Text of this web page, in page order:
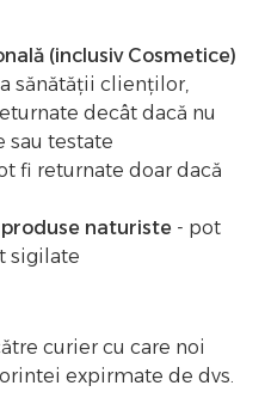
(inclusiv Cosmetice)
sănătății clienților,
decât dacă nu
sau testate
fi returnate doar dacă
naturiste - pot
sigilate
curier cu care noi
expirmate de dvs.